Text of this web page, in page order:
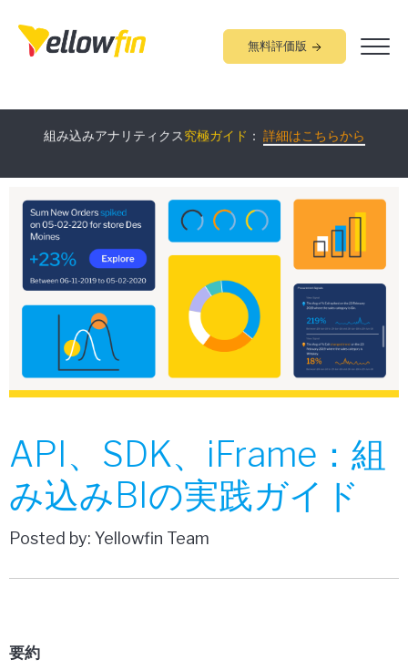
無料評価版
業種別のYellowfinソリューションをご紹介！： 詳細はこちらか
組み込みアナリティクス究極ガイド ： 詳細はこちらから
API、SDK、iFrame：組
み込みBIの実践ガイド
Posted by: Yellowfin Team
要約